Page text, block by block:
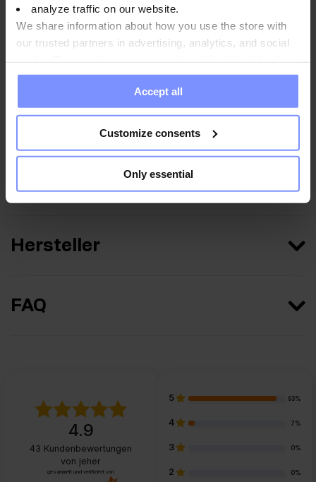
analyze traffic on our website.
We share information about how you use the store with
our trusted partners in advertising, analytics, and social
information you have provided to them or that they have
collected when you use their services. Do you agree?
Accept all
Customize consents
Only essential
Nährwertinformationen
Parameter
Hersteller
FAQ
4.9
43 Kundenbewertungen
von jeher
gesammelt und verifiziert von
5 93%
4 7%
3 0%
2 0%